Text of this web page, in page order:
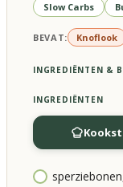
Slow Carbs
BEVAT: Knoflook
INGREDIËNTEN &
INGREDIËNTEN